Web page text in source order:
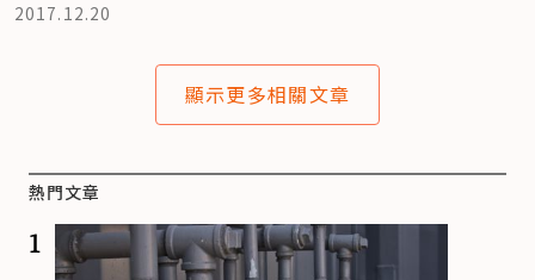
2017.12.20
顯示更多相關文章
熱門文章
1